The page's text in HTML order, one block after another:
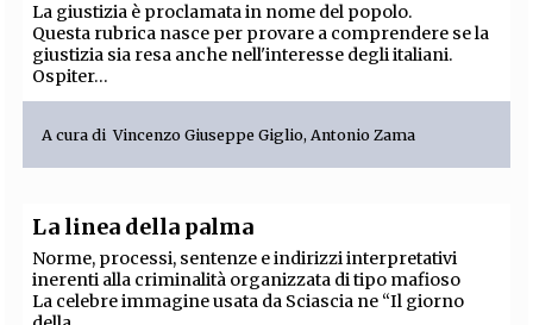
La giustizia è proclamata in nome del popolo.
Questa rubrica nasce per provare a comprendere se la
giustizia sia resa anche nell'interesse degli italiani.
Ospiter...
A cura diVincenzo Giuseppe Giglio, Antonio Zama
La linea della palma
Norme, processi, sentenze e indirizzi interpretativi
inerenti alla criminalità organizzata di tipo mafioso
La celebre immagine usata da Sciascia ne “Il giorno